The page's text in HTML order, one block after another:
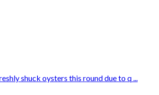
shuck oysters this round due to q ...